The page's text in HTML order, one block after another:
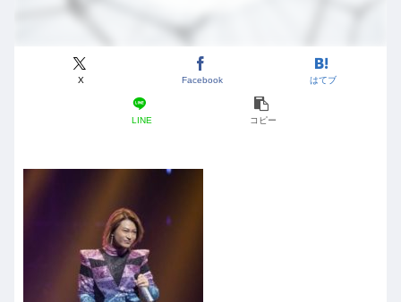
X Facebook はてブ
LINE コピー